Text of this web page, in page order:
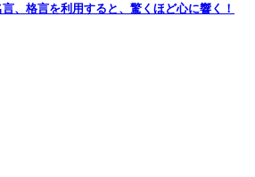
、格言を利用すると、驚くほど心に響く！